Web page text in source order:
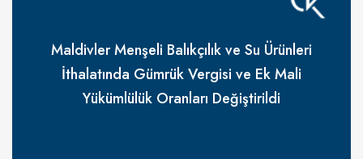
Maldivler Menşeli Balıkçılık ve Su Ürünleri
İthalatında Gümrük Vergisi ve Ek Mali
Yükümlülük Oranları Değiştirildi